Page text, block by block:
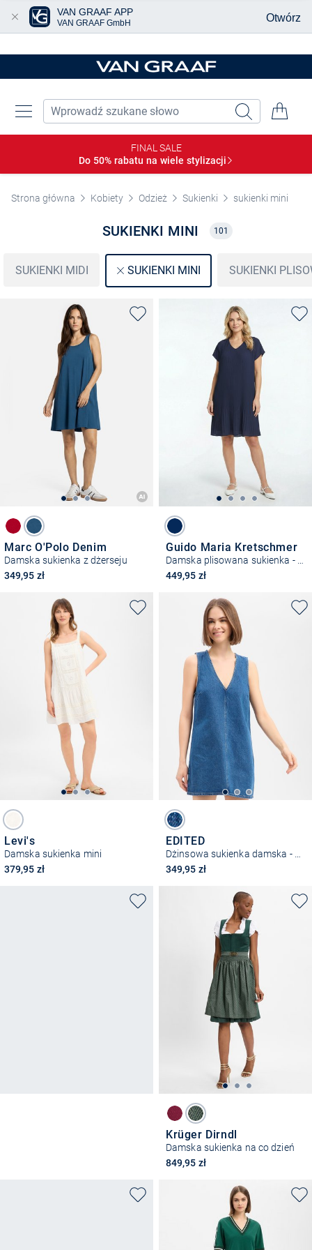
FINAL SALE
Do 50% rabatu na wiele stylizacji
Strona główna Kobiety Odzież Sukienki sukienki mini
SUKIENKI MINI 101
SUKIENKI MIDI SUKIENKI MINI SUKIENKI
Marc O'Polo Denim
Damska sukienka z dżerseju
349,95 zł
Guido Maria Kretschmer
449,95 zł
Levi's
Damska sukienka mini
379,95 zł
EDITED
349,95 zł
Krüger Dirndl
Damska sukienka na co dzień
849,95 zł
VAN GRAAF APP
VAN GRAAF GmbH Otwórz